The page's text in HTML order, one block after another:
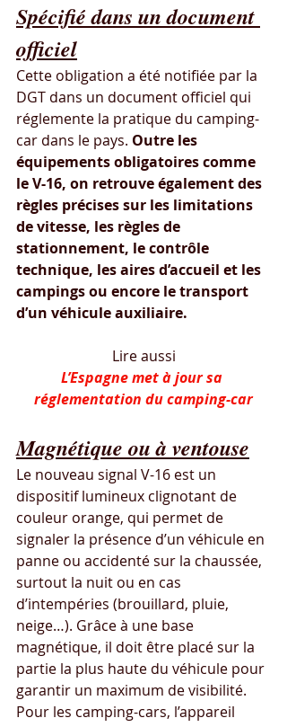
Spécifié dans un document
officiel
Cette obligation a été notifiée par la
DGT dans un document officiel qui
réglemente la pratique du camping-
car dans le pays. Outre les
équipements obligatoires comme
le V-16, on retrouve également des
règles précises sur les limitations
de vitesse, les règles de
stationnement, le contrôle
technique, les aires d’accueil et les
campings ou encore le transport
d’un véhicule auxiliaire.
Lire aussi
L’Espagne met à jour sa
réglementation du camping-car
Magnétique ou à ventouse
Le nouveau signal V-16 est un
dispositif lumineux clignotant de
couleur orange, qui permet de
signaler la présence d’un véhicule en
panne ou accidenté sur la chaussée,
surtout la nuit ou en cas
d’intempéries (brouillard, pluie,
neige…). Grâce à une base
magnétique, il doit être placé sur la
partie la plus haute du véhicule pour
garantir un maximum de visibilité.
Pour les camping-cars, l’appareil